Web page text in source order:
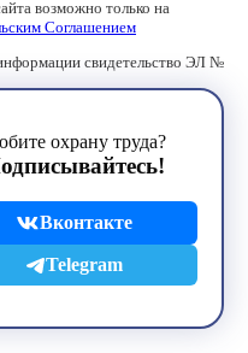
охрану труда?
Вконтакте
Telegram
возможно только на
Соглашением
свидетельство ЭЛ №